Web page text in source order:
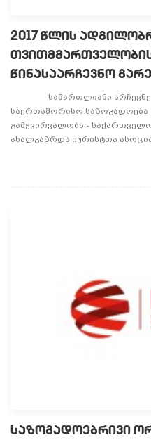
2017 წლის
თვითმმართველობის
წინასაარჩევნო
სამართლიანი
საერთაშორისო საზოგადოება
გამჭვირვალობა -
ახალგაზრდა იურისტთა
საზოგადოებრივი